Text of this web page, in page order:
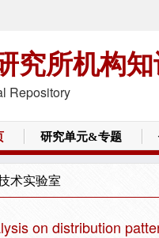
究所机构
Repository
研究单元&专题
术实验室
on distribution